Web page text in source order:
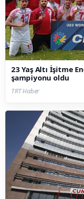
23 Yaş Altı İşitme
şampiyonu oldu
TRT Haber